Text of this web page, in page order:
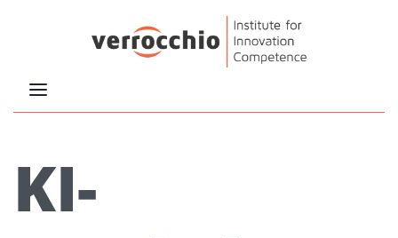
KI-